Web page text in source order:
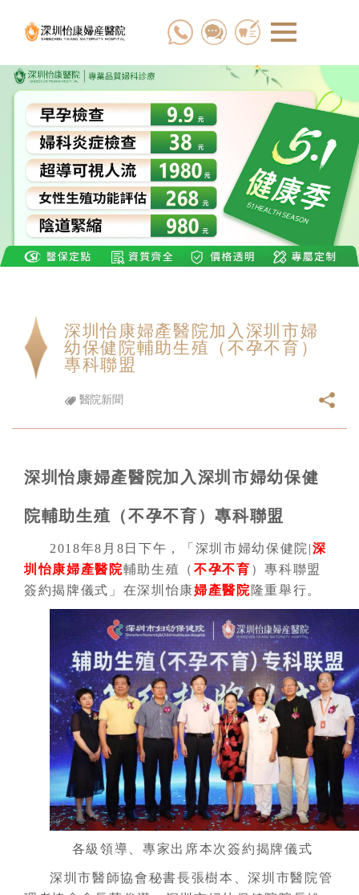
深圳怡康婦產醫院加入深圳市婦
幼保健院輔助生殖（不孕不育）
專科聯盟
醫院新聞
深圳怡康婦產醫院加入深圳市婦幼保健
院輔助生殖（不孕不育）專科聯盟
2018年8月8日下午，「深圳市婦幼保健院|深
圳怡康婦產醫院輔助生殖（不孕不育 ）專科聯盟
簽約揭牌儀式」在深圳怡康婦產醫院隆重舉行。
各級領導、專家出席本次簽約揭牌儀式
深圳市醫師協會秘書長張樹本、深圳市醫院管